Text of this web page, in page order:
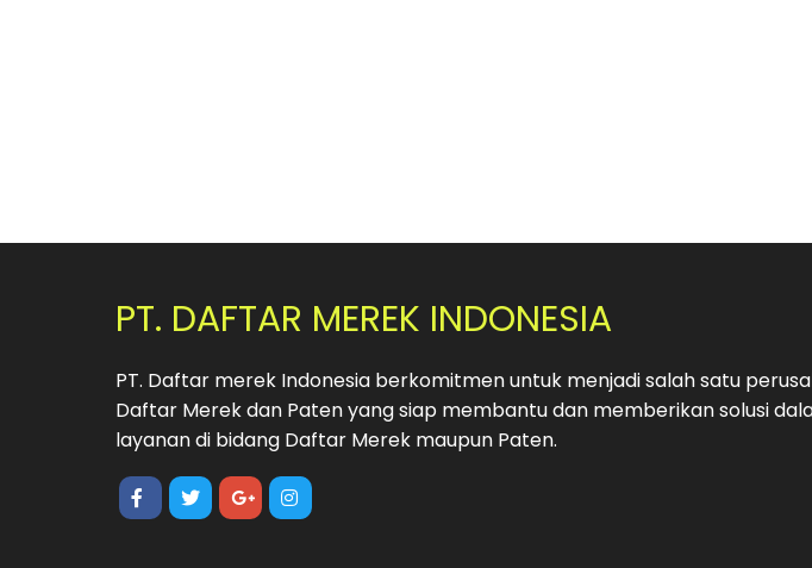
PT. DAFTAR MEREK INDONESIA
PT. Daftar merek Indonesia berkomitmen untuk menjadi salah satu
Daftar Merek dan Paten yang siap membantu dan memberikan solusi
layanan di bidang Daftar Merek maupun Paten.